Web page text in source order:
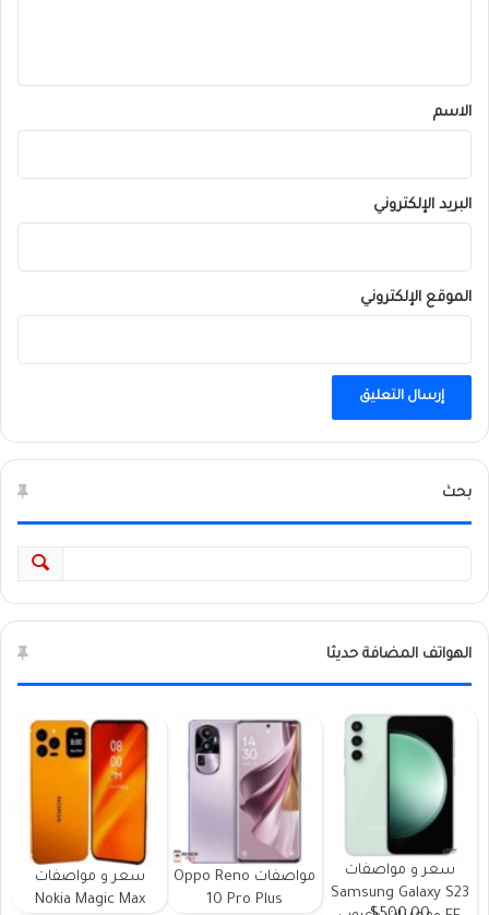
*
الاسم
البريد الإلكتروني
الموقع الإلكتروني
بحث
الهواتف المضافة حديثا
سعر و مواصفات
Samsung Galaxy S23
مواصفات Oppo Reno
10 Pro Plus
سعر و مواصفات
Nokia Magic Max